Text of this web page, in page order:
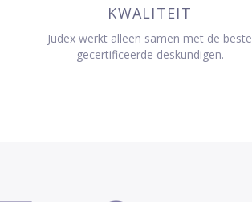
KWALITEIT
Judex werkt alleen samen met de beste
gecertificeerde deskundigen.